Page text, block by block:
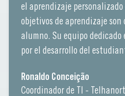
el aprendizaje
objetivos de aprendizaje son
alumno. Su equipo dedicado
por el desarrollo del
Ronaldo Conceição
Coordinador de TI -